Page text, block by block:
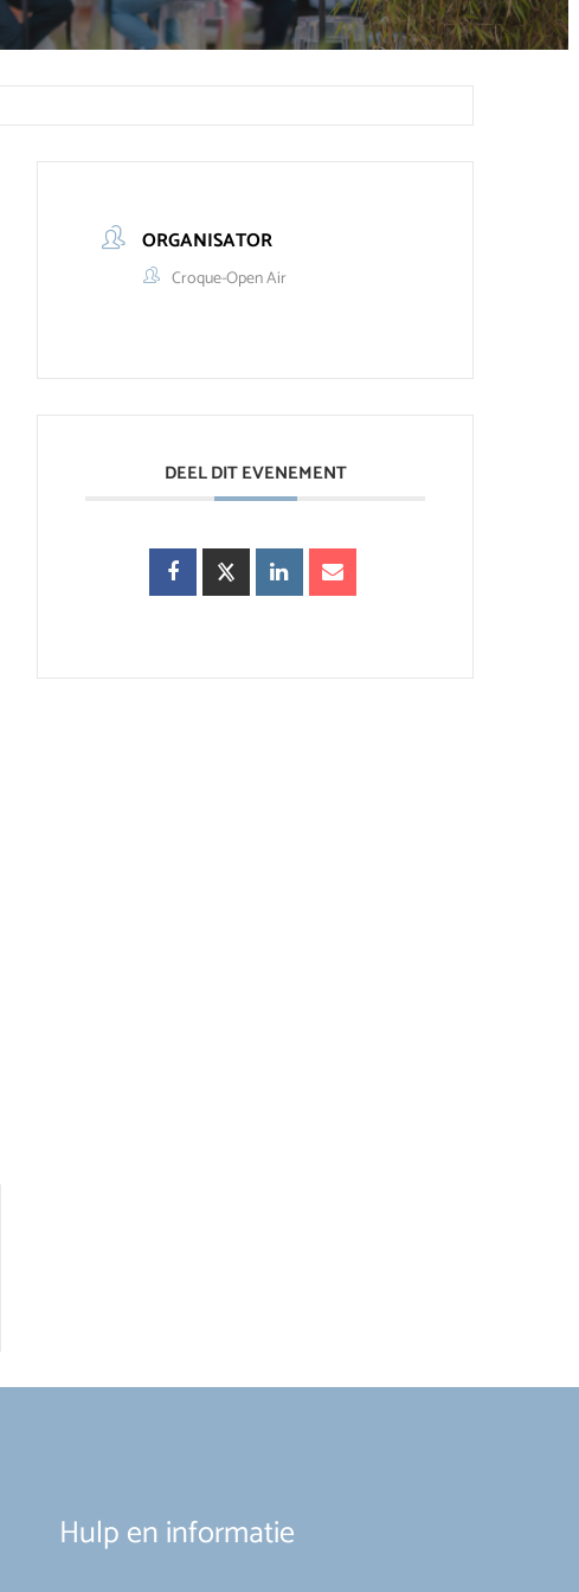
ORGANISATOR
Croque-Open Air
DEEL DIT EVENEMENT
Hulp en informatie